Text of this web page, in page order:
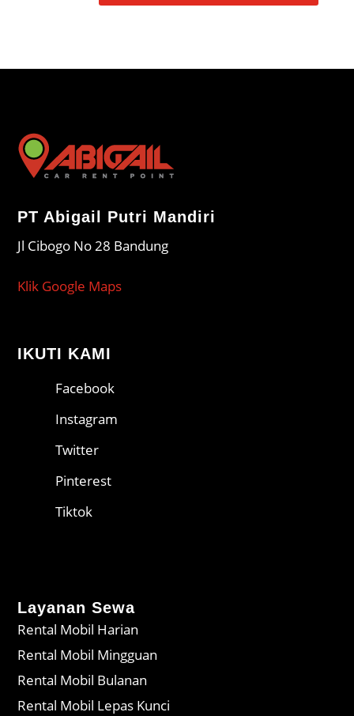
PT Abigail Putri Mandiri
Jl Cibogo No 28 Bandung
Klik Google Maps
IKUTI KAMI
Facebook
Instagram
Twitter
Pinterest
Tiktok
Layanan Sewa
Rental Mobil Harian
Rental Mobil Mingguan
Rental Mobil Bulanan
Rental Mobil Lepas Kunci